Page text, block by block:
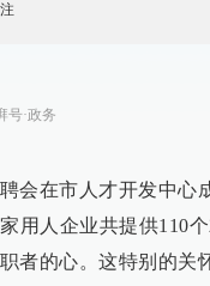
号·政务
会在市人才开发中心
用人企业共提供110
者的心。这特别的关